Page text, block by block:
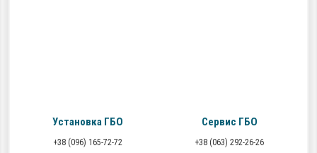
Установка ГБО
+38 (096) 165-72-72
Сервис ГБО
+38 (063) 292-26-26